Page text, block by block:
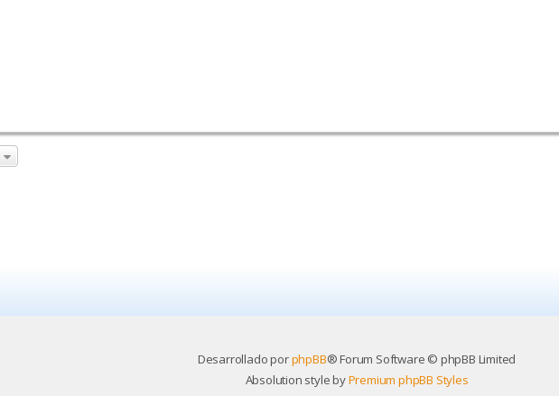
Desarrollado porphpBB® Forum Software © phpBB Limited
Absolution style byPremium phpBB Styles